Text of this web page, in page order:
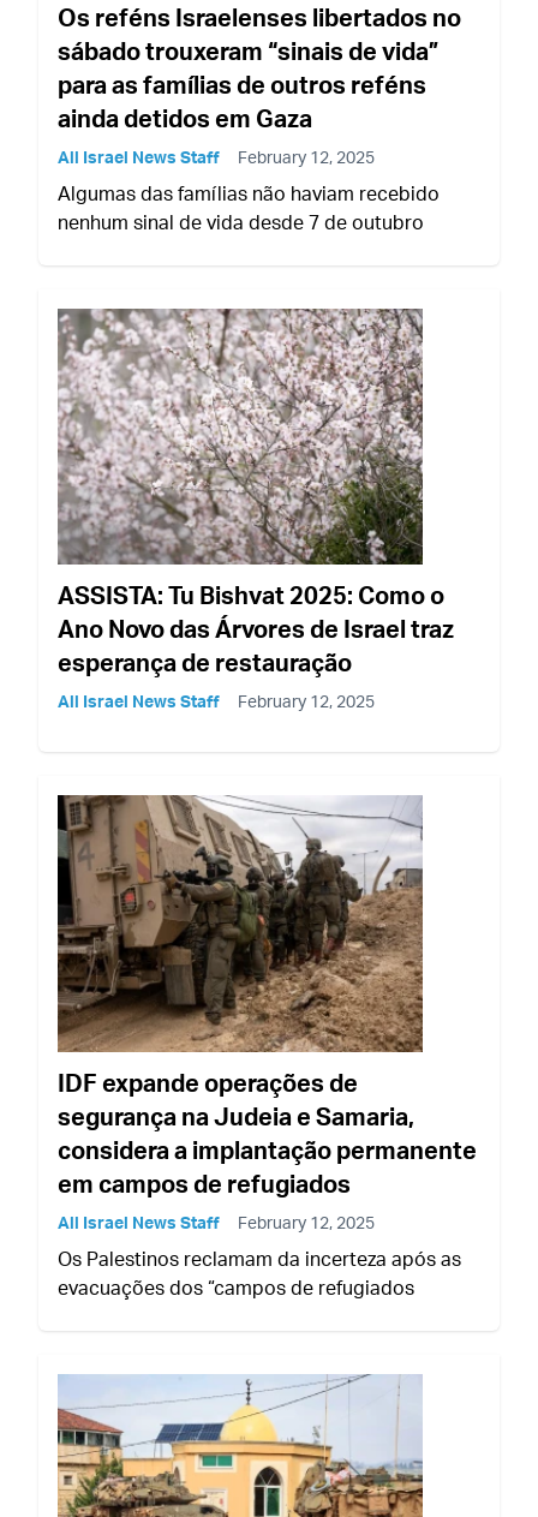
Os reféns Israelenses libertados no
sábado trouxeram “sinais de vida”
para as famílias de outros reféns
ainda detidos em Gaza
All Israel News Staff February 12, 2025
Algumas das famílias não haviam recebido
nenhum sinal de vida desde 7 de outubro
ASSISTA: Tu Bishvat 2025: Como o
Ano Novo das Árvores de Israel traz
esperança de restauração
All Israel News Staff February 12, 2025
IDF expande operações de
segurança na Judeia e Samaria,
considera a implantação permanente
em campos de refugiados
All Israel News Staff February 12, 2025
Os Palestinos reclamam da incerteza após as
evacuações dos “campos de refugiados